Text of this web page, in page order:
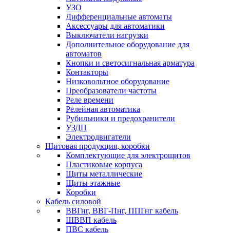
УЗО
Дифференциальные автоматы
Аксессуары для автоматики
Выключатели нагрузки
Дополнительное оборудование для
автоматов
Кнопки и светосигнальная арматура
Контакторы
Низковольтное оборудование
Преобразователи частоты
Реле времени
Релейная автоматика
Рубильники и предохранители
УЗДП
Электродвигатели
Щитовая продукция, коробки
Комплектующие для электрощитов
Пластиковые корпуса
Щиты металлические
Щиты этажные
Коробки
Кабель силовой
ВВГнг, ВВГ-Пнг, ППГнг кабель
ШВВП кабель
ПВС кабель